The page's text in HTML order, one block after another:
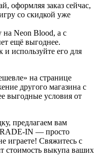
оформляя заказ сейчас,
со скидкой уже
Neon Blood, а с
ещё выгоднее.
используйте его для
на странице
другого магазина с
выгодные условия от
предлагаем вам
IN — просто
играете! Свяжитесь с
стоимость выкупа ваших